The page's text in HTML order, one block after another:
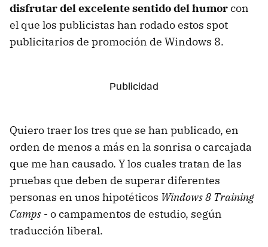
disfrutar del excelente sentido del humorcon
el que los publicistas han rodado estos spot
publicitarios de promoción de Windows 8.
Quiero traer los tres que se han publicado, en
orden de menos a más en la sonrisa o carcajada
que me han causado. Y los cuales tratan de las
pruebas que deben de superar diferentes
personas en unos hipotéticos Windows 8 Training
Camps - o campamentos de estudio, según
traducción liberal.